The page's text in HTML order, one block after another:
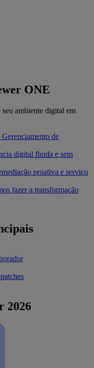
ONE
ambiente digital em
Gerenciamento de
digital fluida e sem
proativa e serviço
fazer a transformação
2026